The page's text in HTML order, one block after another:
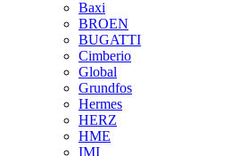
Baxi
BROEN
BUGATTI
Cimberio
Global
Grundfos
Hermes
HERZ
HME
IMI